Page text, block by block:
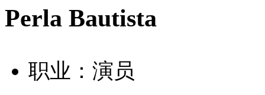
Perla Bautista
职业：演员